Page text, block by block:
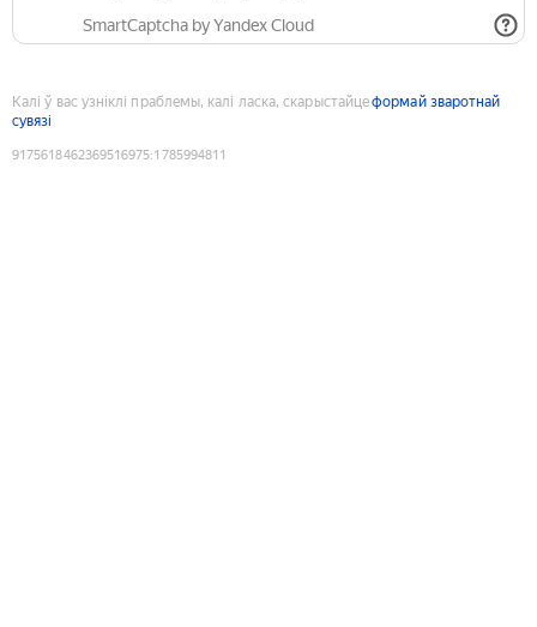
SmartCaptcha by Yandex Cloud
Калі ў вас узніклі праблемы, калі ласка, скарыстайцеформай зваротнай
сувязі
9175618462369516975:1785994811